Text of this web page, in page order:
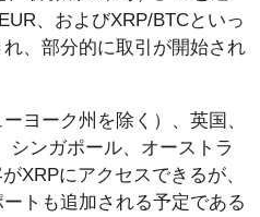
、およびXRP/BTCといっ
、部分的に取引が開始され
ヨーク州を除く）、英国、
シンガポール、オーストラ
XRPにアクセスできるが、
トも追加される予定である